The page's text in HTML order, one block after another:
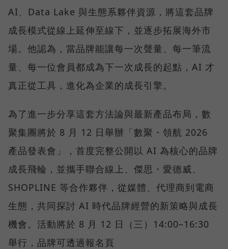
AI、Data Lake 與生態系夥伴資源，將這套品牌
成長模式從線上延伸至線下，並逐步拓展海外市
場。他認為，當品牌能讓每一次聲量、每一筆流
量、每一位會員都成為下一次成長的起點，AI 才
真正從工具，進化為企業的成長引擎。
為了進一步分享這套方法論與最新產品布局，數
聚集團將於 8 月 12 日舉辦「數聚・領航 2026
產品發表會」，首度完整公開以 AI 為核心的品牌
成長飛輪，並攜手聯合線上、傑思・愛德威、
SHOPLINE 等合作夥伴，從媒體、代理商到電商
生態，共同探討 AI 時代品牌經營的新策略與成長
機會。活動將於 8 月 12 日（三）14:00–16:30
舉行，品牌可透過報名頁